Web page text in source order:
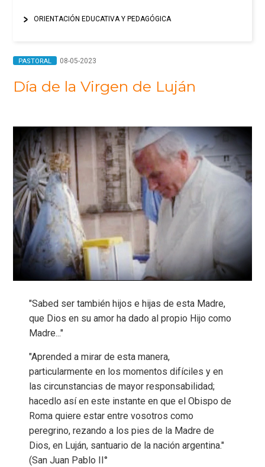
ORIENTACIÓN EDUCATIVA Y PEDAGÓGICA
PASTORAL 08-05-2023
Día de la Virgen de Luján
"Sabed ser también hijos e hijas de esta Madre,
que Dios en su amor ha dado al propio Hijo como
Madre..."
"Aprended a mirar de esta manera,
particularmente en los momentos difíciles y en
las circunstancias de mayor responsabilidad;
hacedlo así en este instante en que el Obispo de
Roma quiere estar entre vosotros como
peregrino, rezando a los pies de la Madre de
Dios, en Luján, santuario de la nación argentina."
(San Juan Pablo II°